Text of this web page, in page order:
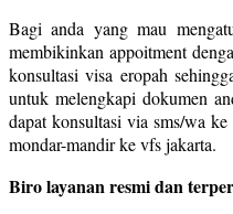
Bagi anda yang mau
membikinkan appoitment
konsultasi visa eropah
untuk melengkapi dokumen
dapat konsultasi via sms/wa
mondar-mandir ke vfs jakarta.
Biro layanan resmi dan